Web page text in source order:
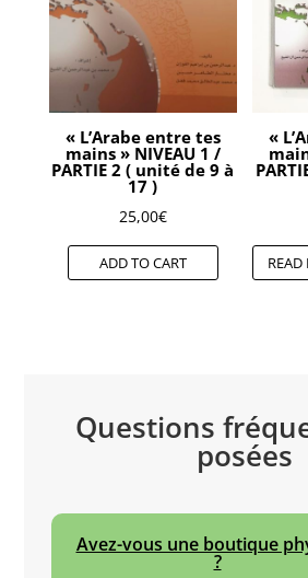
« L’Arabe entre tes
mains » NIVEAU 1 /
PARTIE 2 ( unité de 9 à
17 )
25,00€
ADD TO CART
«
READ
Questions
posées
Avez-vous une boutique
?